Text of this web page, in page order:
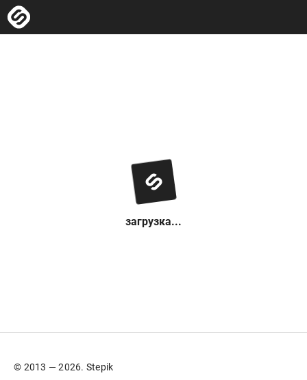
загрузка...
© 2013 — 2026. Stepik